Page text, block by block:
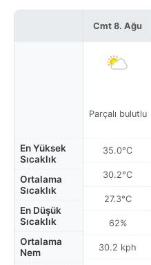
En Yüksek
Sıcaklık
Ortalama
Sıcaklık
En Düşük
Sıcaklık
Ortalama
Nem
Cmt 8. Ağu
Parçalı bulutlu
35.0°C
30.2°C
27.3°C
62%
30.2 kph